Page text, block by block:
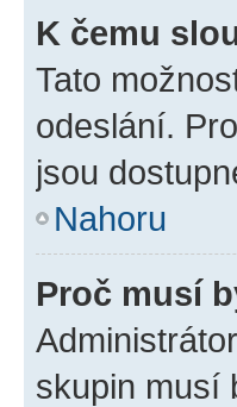
K čemu
Tato
odeslání.
jsou
Nahoru
Proč musí
skupin musí